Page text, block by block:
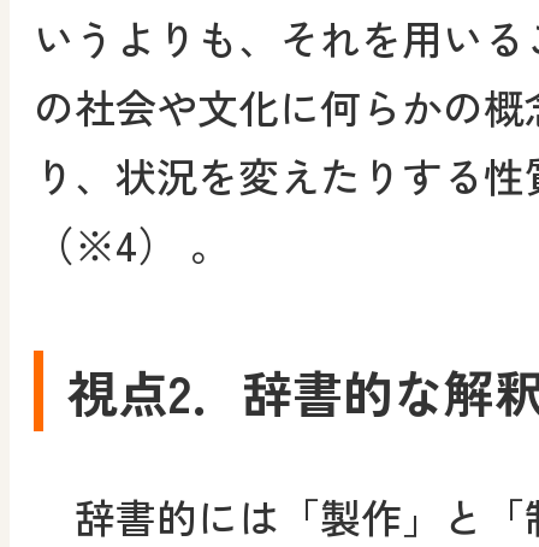
いうよりも、それを用い
の社会や文化に何らかの
り、状況を変えたりする
（※4） 。
視点2．辞書的な解
辞書的には「製作」と「